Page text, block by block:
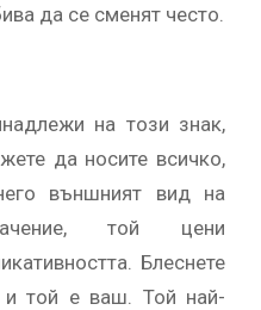
да се сменят често.
на този знак,
да носите всичко,
външният вид на
той цени
Блеснете
и той е ваш. Той най-